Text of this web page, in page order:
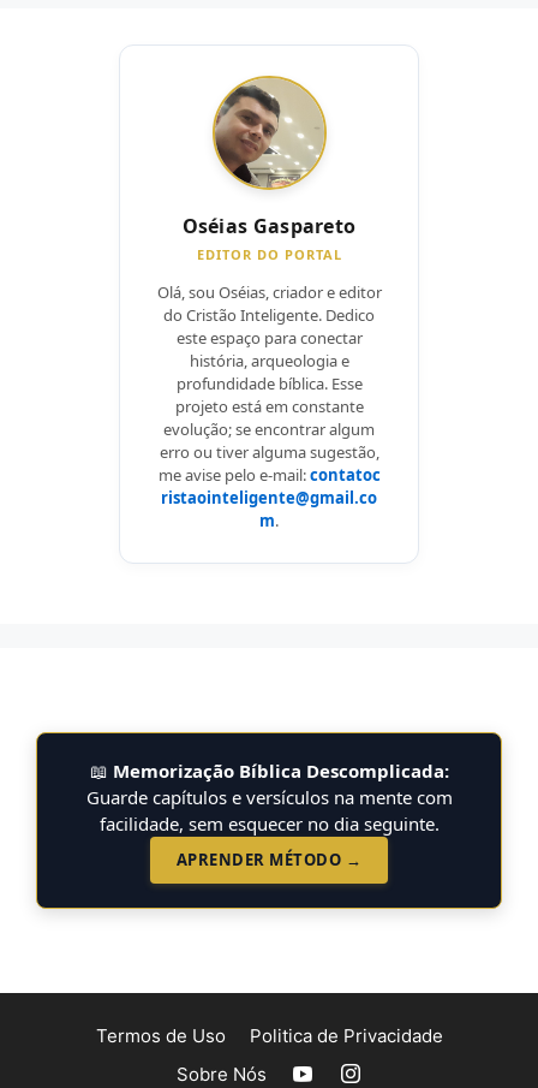
Oséias Gaspareto
EDITOR DO PORTAL
Olá, sou Oséias, criador e editor
do Cristão Inteligente. Dedico
este espaço para conectar
história, arqueologia e
profundidade bíblica. Esse
projeto está em constante
evolução; se encontrar algum
erro ou tiver alguma sugestão,
me avise pelo e-mail:contatoc
ristaointeligente@gmail.co
m.
📖 Memorização Bíblica Descomplicada:
Guarde capítulos e versículos na mente com
facilidade, sem esquecer no dia seguinte.
APRENDER MÉTODO →
Termos de Uso
Politica de Privacidade
Sobre Nós